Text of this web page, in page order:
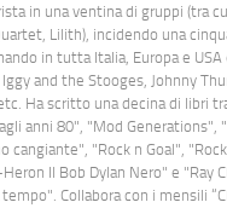
in una ventina di gruppi (tra
Lilith), incidendo una
in tutta Italia, Europa e USA
Iggy and the Stooges, Johnny
Ha scritto una decina di libri
anni 80", "Mod Generations",
cangiante", "Rock n Goal",
Il Bob Dylan Nero" e "Ray
Collabora con i mensili